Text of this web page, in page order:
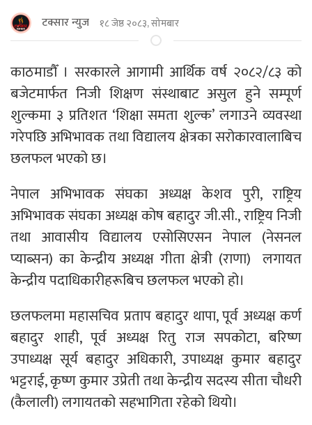
टक्सार न्युज १८ जेष्ठ २०८३, सोमबार
काठमाडाैँ । सरकारले आगामी आर्थिक वर्ष २०८२/८३ को
बजेटमार्फत निजी शिक्षण संस्थाबाट असुल हुने सम्पूर्ण
शुल्कमा ३ प्रतिशत ‘शिक्षा समता शुल्क’ लगाउने व्यवस्था
गरेपछि अभिभावक तथा विद्यालय क्षेत्रका सरोकारवालाबिच
छलफल भएको छ।
नेपाल अभिभावक संघका अध्यक्ष केशव पुरी, राष्ट्रिय
अभिभावक संघका अध्यक्ष कोष बहादुर जी.सी., राष्ट्रिय निजी
तथा आवासीय विद्यालय एसोसिएसन नेपाल (नेसनल
प्याब्सन) का केन्द्रीय अध्यक्ष गीता क्षेत्री (राणा) लगायत
केन्द्रीय पदाधिकारीहरूबिच छलफल भएको हो।
छलफलमा महासचिव प्रताप बहादुर थापा, पूर्व अध्यक्ष कर्ण
बहादुर शाही, पूर्व अध्यक्ष रितु राज सपकोटा, बरिष्ण
उपाध्यक्ष सूर्य बहादुर अधिकारी, उपाध्यक्ष कुमार बहादुर
भट्टराई, कृष्ण कुमार उप्रेती तथा केन्द्रीय सदस्य सीता चौधरी
(कैलाली) लगायतको सहभागिता रहेको थियो।